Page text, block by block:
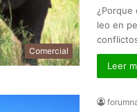
Comercial
¿Porque
leo en
Leer